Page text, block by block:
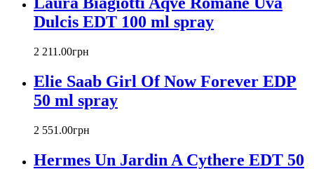
Christian Dior
Christian Lacroix
Cindy Crawford
Clinique
Clive Christian
CnR Create
Comme Des Garcons
Costume National
Dulcis EDT 100 ml spray
2 211 .00грн
Elie Saab Girl Of Now Forever EDP
50 ml spray
2 551 .00грн
Hermes Un Jardin A Cythere EDT 50